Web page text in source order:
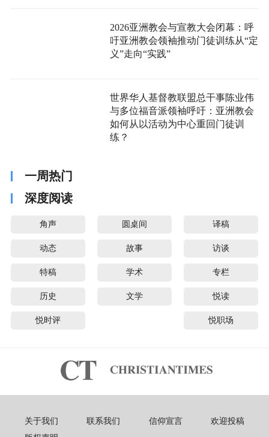
2026亚洲教会与宣教大会闭幕：呼
吁亚洲教会领袖推动门徒训练从“定
义”走向“实践”
世界华人基督教联盟总干事陈业伟
与多位福音派领袖呼吁：亚洲教会
如何从以活动为中心重回门徒训
练？
一周热门
深度阅读
角声 圆桌间 译稿
动态 故事 访谈
特稿 学术 专栏
历史 文学 悦读
悦时评 悦职场
关于我们 联系我们 信仰宣言
欢迎投稿